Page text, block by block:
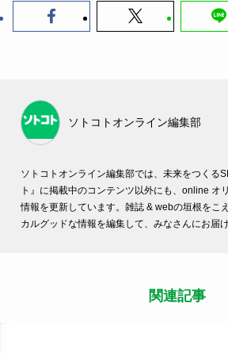
ソトコトオンライン編集部
ソトコトオンライン編集部では、未来をつくる
ト』に掲載中のコンテンツ以外にも、online オ
情報を更新しています。雑誌 & webの垣根をこ
カルグッドな情報を編集して、みなさんにお届け
関連記事